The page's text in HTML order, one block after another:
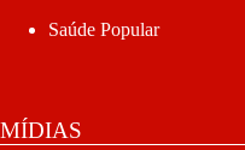
Saúde Popular
MÍDIAS